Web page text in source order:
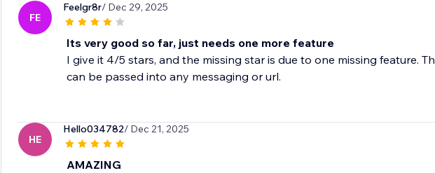
FE
Feelgr8r/ Dec 29, 2025
Its very good so far, just needs one more feature
I give it 4/5 stars, and the missing star is due to one missing feature.
can be passed into any messaging or url.
HE
Hello034782/ Dec 21, 2025
AMAZING